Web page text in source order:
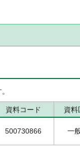
資料コード 資料
500730866 一